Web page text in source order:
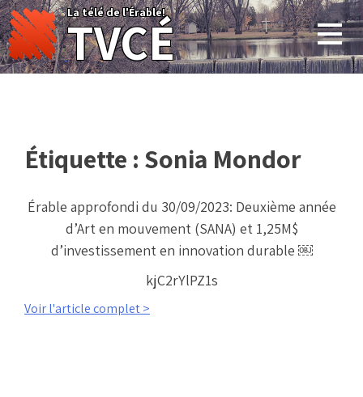
Skip
to
content
La télé de l'Érable!
TVCÉ
Étiquette : Sonia Mondor
Érable approfondi du 30/09/2023: Deuxième année
d’Art en mouvement (SANA) et 1,25M$
d’investissement en innovation durable ￼
kjC2rYlPZ1s
Voir l'article complet >